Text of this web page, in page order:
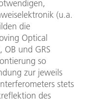
(u.a.
die
Optical
OB und GRS
so
zur jeweils
stets
des